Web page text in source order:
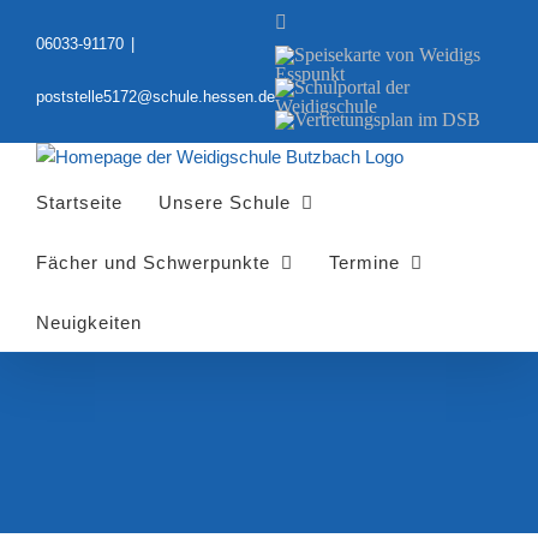
Inhalt06033-91170
poststelle5172@schule.hessen.de
Speisekarte
von
Weidigs
Esspunkt
Schulportal
der
Weidigschule
Vertretungsplan
DSB
Startseite Unsere Schule
Fächer und Schwerpunkte Termine
Neuigkeiten